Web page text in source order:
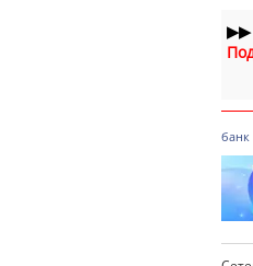
▶▶
банк